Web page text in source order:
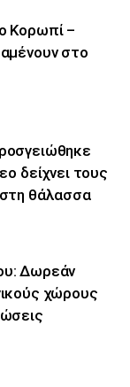
Κορωπί –
στο
δείχνει τους
θάλασσα
Δωρεάν
χώρους